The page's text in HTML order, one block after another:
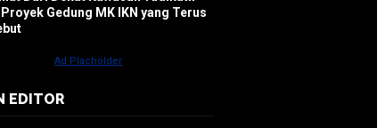
Gedung MK IKN yang Terus
EDITOR